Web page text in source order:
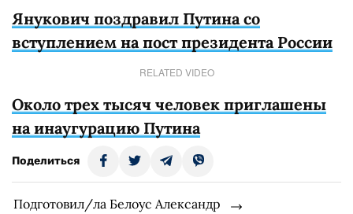
Янукович поздравил Путина со
вступлением на пост президента России
RELATED VIDEO
Около трех тысяч человек приглашены
на инаугурацию Путина
Поделиться
Подготовил/ла Белоус Александр